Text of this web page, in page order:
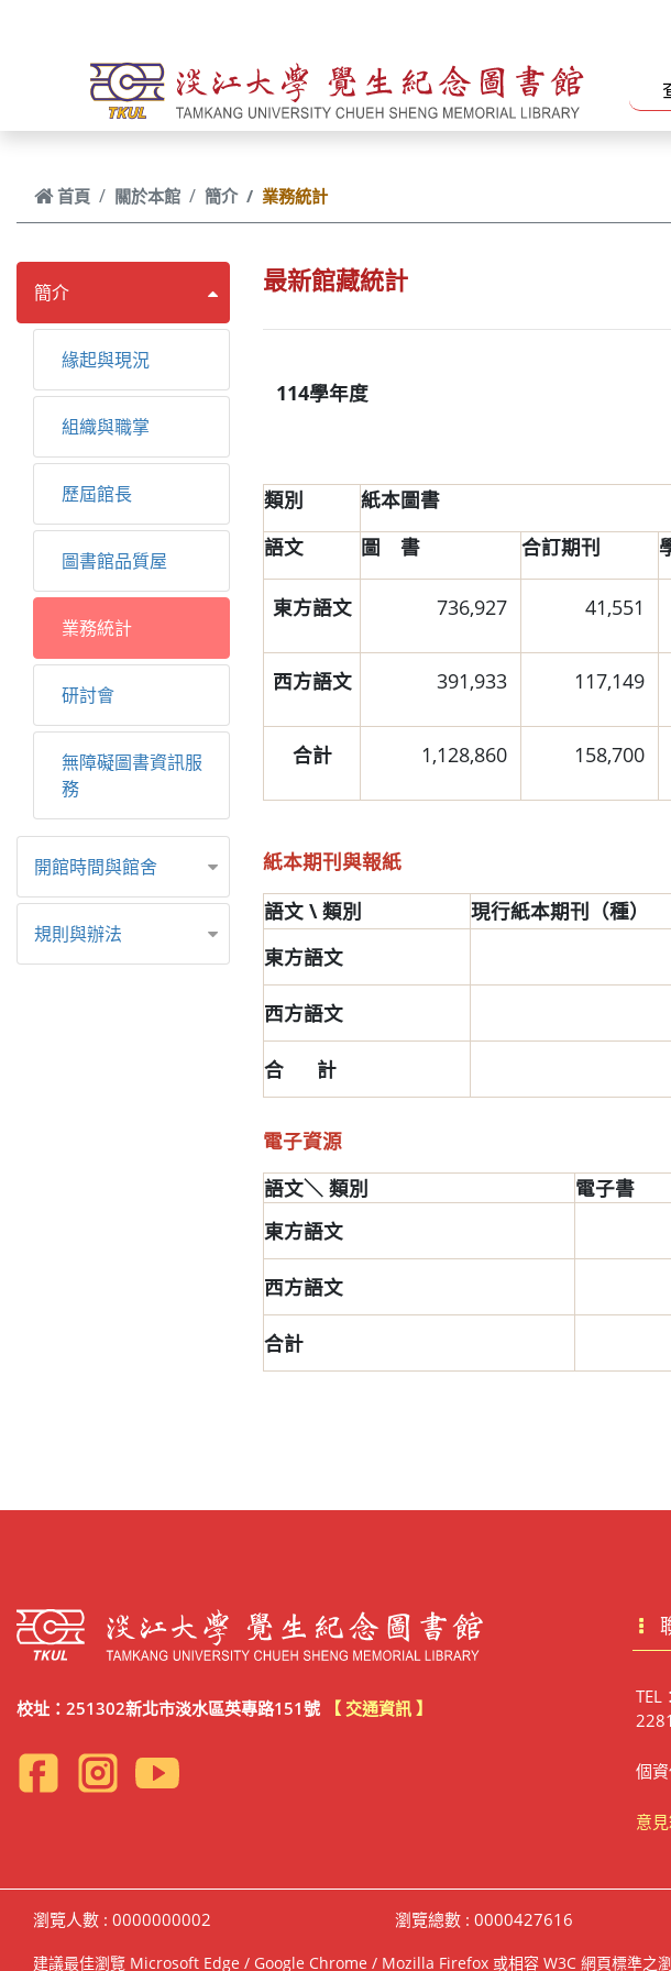
首頁 關於本館 簡介 業務統計
簡介
緣起與現況
組織與職掌
歷屆館長
圖書館品質屋
業務統計
研討會
無障礙圖書資訊服
務
開館時間與館舍
規則與辦法
最新館藏統計
114學年度
類別
紙本圖書
語文
圖 書 合訂期刊
東方語文 736,927 41,551
西方語文 391,933 117,149
合計 1,128,860 158,700
紙本期刊與報紙
語文 \ 類別
現行紙本期刊（種）
東方語文
西方語文
合 計
電子資源
語文＼ 類別
電子書
東方語文
西方語文
合計
校址：251302新北市淡水區英專路151號 【 交通資訊 】
TEL
個
意
瀏覽人數 : 0000000002 瀏覽總數 : 0000427616
建議最佳瀏覽 Microsoft Edge / Google Chrome / Mozilla Firefox 或相容 W3C 網頁標準之